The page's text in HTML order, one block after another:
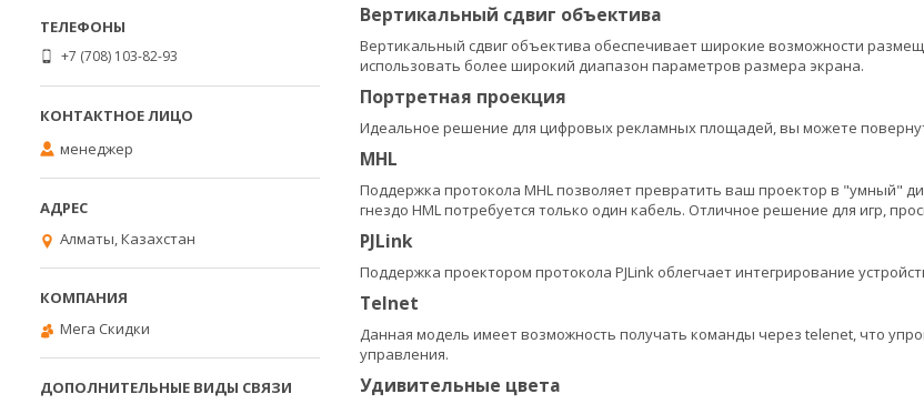
Вертикальный сдвиг объектива
Вертикальный сдвиг объектива обеспечивает широкие возможности
использовать более широкий диапазон параметров размера экрана.
Портретная проекция
Идеальное решение для цифровых рекламных площадей, вы можете
MHL
Поддержка протокола MHL позволяет превратить ваш проектор в "умный"
гнездо HML потребуется только один кабель. Отличное решение для игр,
PJLink
Поддержка проектором протокола PJLink облегчает интегрирование
Telnet
Данная модель имеет возможность получать команды через telenet, что
управления.
Удивительные цвета
+7 (708) 103-82-93
менеджер
Алматы, Казахстан
Мега Скидки